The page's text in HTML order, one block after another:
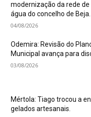
modernização da rede
água do concelho de Beja.
04/08/2026
Odemira: Revisão do
Municipal avança para
03/08/2026
Mértola: Tiago trocou a
gelados artesanais.